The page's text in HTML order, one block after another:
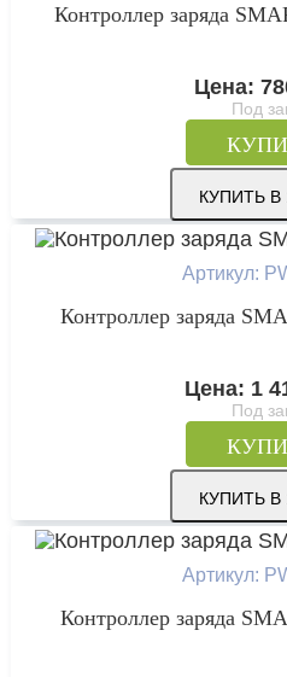
Контроллер заряда
Цена:
Под
КУПИТЬ В
Артикул:
Контроллер заряда
Цена: 1
Под
КУПИТЬ В
Артикул:
Контроллер заряда